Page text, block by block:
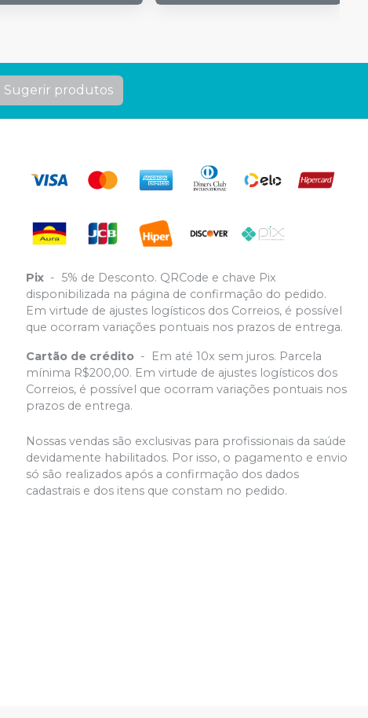
Sugerir produtos
Pix - 5% de Desconto. QRCode e chave Pix
disponibilizada na página de confirmação do pedido.
Em virtude de ajustes logísticos dos Correios, é possível
que ocorram variações pontuais nos prazos de entrega.
Cartão de crédito -
Em até 10x sem juros. Parcela
mínima R$200,00. Em virtude de ajustes logísticos dos
Correios, é possível que ocorram variações pontuais nos
prazos de entrega.
Nossas vendas são exclusivas para profissionais da saúde
devidamente habilitados. Por isso, o pagamento e envio
só são realizados após a confirmação dos dados
cadastrais e dos itens que constam no pedido.